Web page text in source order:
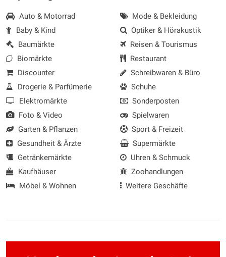
Auto & Motorrad
Baby & Kind
Baumärkte
Biomärkte
Discounter
Drogerie & Parfümerie
Elektromärkte
Foto & Video
Garten & Pflanzen
Gesundheit & Ärzte
Getränkemärkte
Kaufhäuser
Möbel & Wohnen
Mode & Bekleidung
Optiker & Hörakustik
Reisen & Tourismus
Restaurant
Schreibwaren & Büro
Schuhe
Sonderposten
Spielwaren
Sport & Freizeit
Supermärkte
Uhren & Schmuck
Zoohandlungen
Weitere Geschäfte